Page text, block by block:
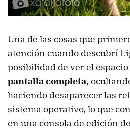
Una de las cosas que
atención cuando descubrí
posibilidad de ver el
pantalla completa,
haciendo desaparecer las
sistema operativo, lo que
en una consola de edición